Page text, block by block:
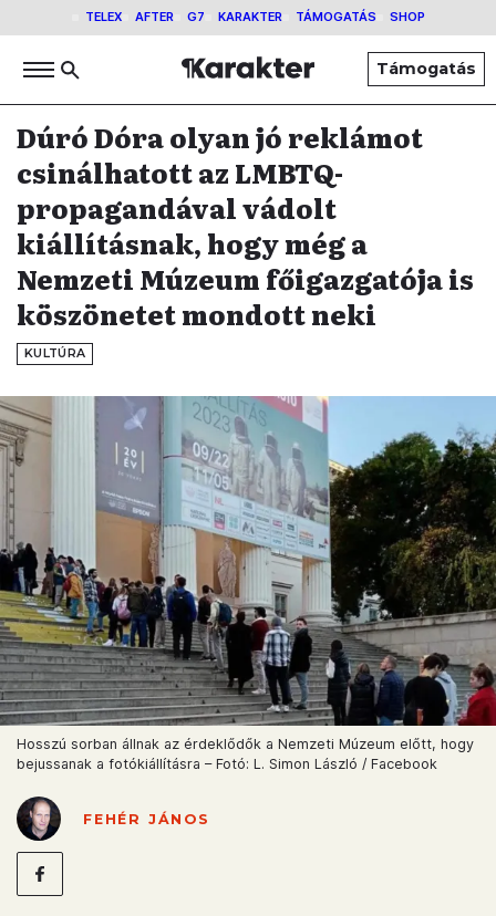
TELEX AFTER G7 KARAKTER TÁMOGATÁS SHOP
Támogatás
Dúró Dóra olyan jó reklámot
csinálhatott az LMBTQ-
propagandával vádolt
kiállításnak, hogy még a
Nemzeti Múzeum főigazgatója is
köszönetet mondott neki
KULTÚRA
Hosszú sorban állnak az érdeklődők a Nemzeti Múzeum előtt, hogy
bejussanak a fotókiállításra – Fotó: L. Simon László / Facebook
FEHÉR JÁNOS